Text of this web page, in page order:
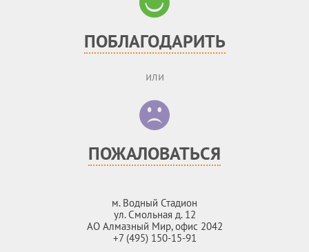
ПОБЛАГОДАРИТЬ
или
ПОЖАЛОВАТЬСЯ
м. Водный Стадион
ул. Смольная д. 12
АО Алмазный Мир, офис 2042
+7 (495) 150-15-91